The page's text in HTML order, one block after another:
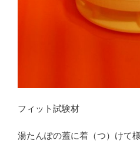
フィット試験材
湯たんぽの蓋に着（つ）けて様